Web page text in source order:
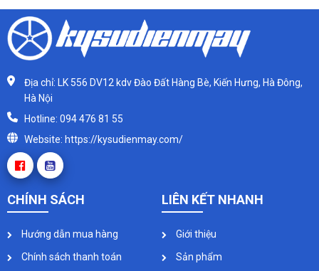
Địa chỉ: LK 556 DV12 kdv Đào Đất Hàng Bè, Kiến Hưng, Hà Đông,
Hà Nội
Hotline: 094 476 81 55
Website: https://kysudienmay.com/
CHÍNH SÁCH
Hướng dẫn mua hàng
Chính sách thanh toán
LIÊN KẾT NHANH
Giới thiệu
Sản phẩm